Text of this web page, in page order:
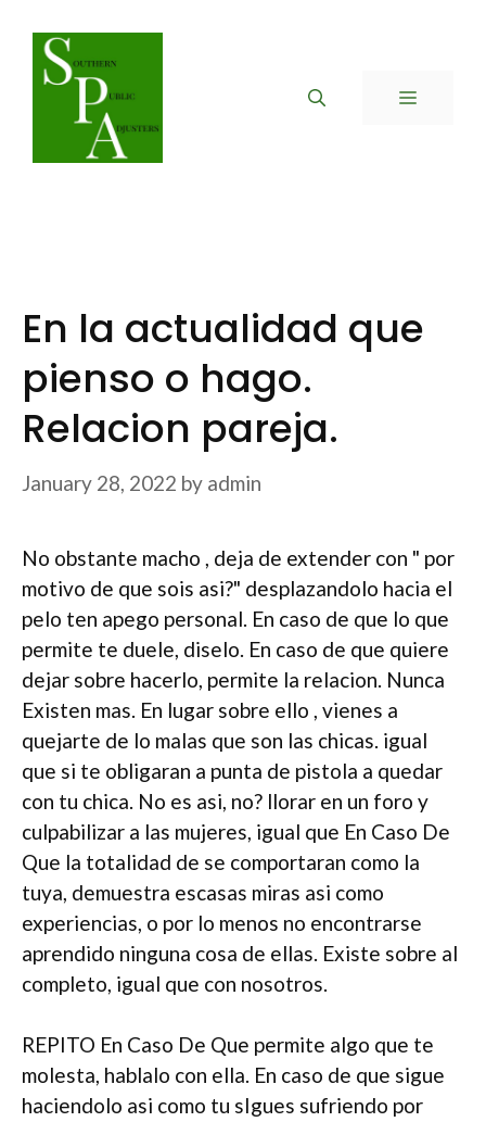
content
MENU
En la actualidad que
pienso o hago.
Relacion pareja.
January 28, 2022 by admin
No obstante macho , deja de extender con " por
motivo de que sois asi?" desplazandolo hacia el
pelo ten apego personal. En caso de que lo que
permite te duele, diselo. En caso de que quiere
dejar sobre hacerlo, permite la relacion. Nunca
Existen mas. En lugar sobre ello , vienes a
quejarte de lo malas que son las chicas. igual
que si te obligaran a punta de pistola a quedar
con tu chica. No es asi, no? llorar en un foro y
culpabilizar a las mujeres, igual que En Caso De
Que la totalidad de se comportaran como la
tuya, demuestra escasas miras asi­ como
experiencias, o por lo menos no encontrarse
aprendido ninguna cosa de ellas. Existe sobre al
completo, igual que con nosotros.
REPITO En Caso De Que permite algo que te
molesta, hablalo con ella. En caso de que sigue
haciendolo asi­ como tu sIgues sufriendo por